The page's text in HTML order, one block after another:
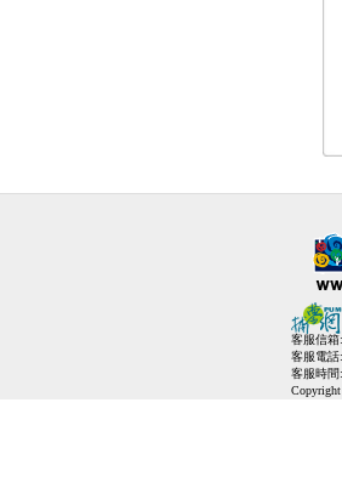
客服信箱:
客服電話
客服時間